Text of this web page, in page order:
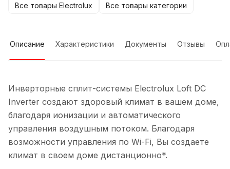
Все товары Electrolux Все товары категории
Описание Характеристики Документы Отзывы
Инверторные сплит-системы Electrolux Loft DC
Inverter создают здоровый климат в вашем доме,
благодаря ионизации и автоматического
управления воздушным потоком. Благодаря
возможности управления по Wi-Fi, Вы создаете
климат в своем доме дистанционно*.